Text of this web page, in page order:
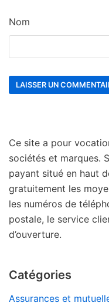
Nom
Ce site a pour
sociétés et marques.
payant situé en haut
gratuitement les
les numéros de
postale, le service
d’ouverture.
Catégories
Assurances et